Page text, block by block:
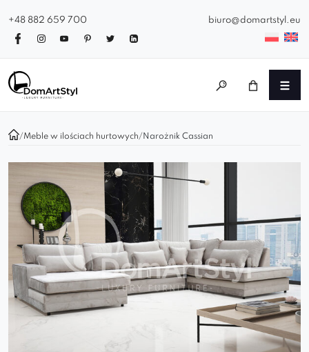
+48 882 659 700 biuro@domartstyl.eu
/Meble w ilościach hurtowych/ Narożnik Cassian